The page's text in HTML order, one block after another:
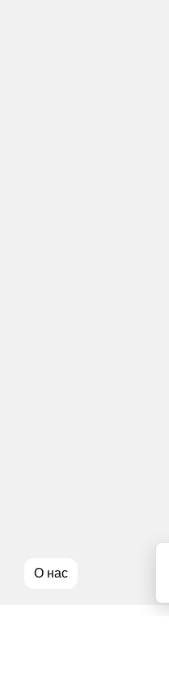
О нас